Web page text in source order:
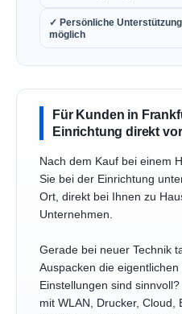
✓ Persönliche
möglich
Für Kunden in
Einrichtung direkt
Nach dem Kauf bei einem
Sie bei der Einrichtung
Ort, direkt bei Ihnen zu
Unternehmen.
Gerade bei neuer Technik
Auspacken die
Einstellungen sind
mit WLAN, Drucker, Cloud,